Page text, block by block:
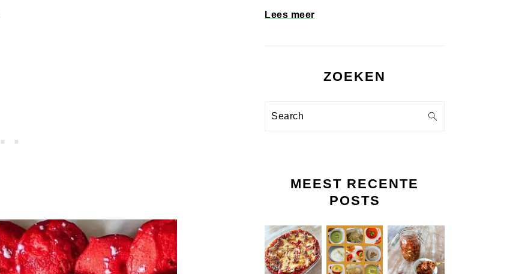
Lees meer
ZOEKEN
Search
MEEST RECENTE
POSTS